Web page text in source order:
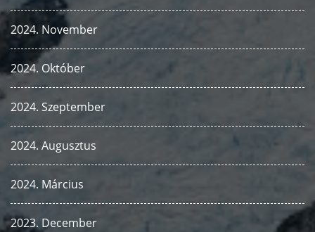
2024. November
2024. Október
2024. Szeptember
2024. Augusztus
2024. Március
2023. December